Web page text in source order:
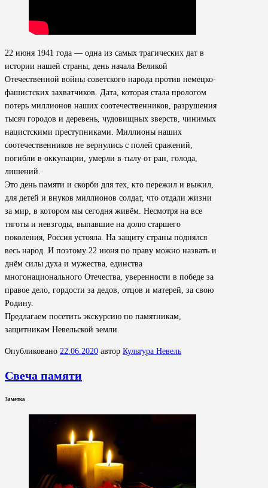
22 июня 1941 года — одна из самых трагических дат в
истории нашей страны, день начала Великой
Отечественной войны советского народа против немецко-
фашистских захватчиков. Дата, которая стала прологом
потерь миллионов наших соотечественников, разрушения
тысяч городов и деревень, чудовищных зверств, чинимых
нацистскими преступниками. Миллионы наших
соотечественников не вернулись с полей сражений,
погибли в оккупации, умерли в тылу от ран, голода,
лишений.
Это день памяти и скорби для тех, кто пережил и выжил,
для детей и внуков миллионов солдат, что отдали жизни
за мир, в котором мы сегодня живём. Несмотря на все
тяготы и невзгоды, выпавшие на долю старшего
поколения, Россия устояла. На защиту страны поднялся
весь народ. И поэтому 22 июня по праву можно назвать и
днём силы духа и мужества, единства
многонационального Отечества, уверенности в победе за
правое дело, гордости за дедов, отцов и матерей, за свою
Родину.
Предлагаем посетить экскурсию по памятникам,
защитникам Невельской земли.
Опубликовано 22.06.2020 автор Культура Невель
Свеча памяти
Заметка